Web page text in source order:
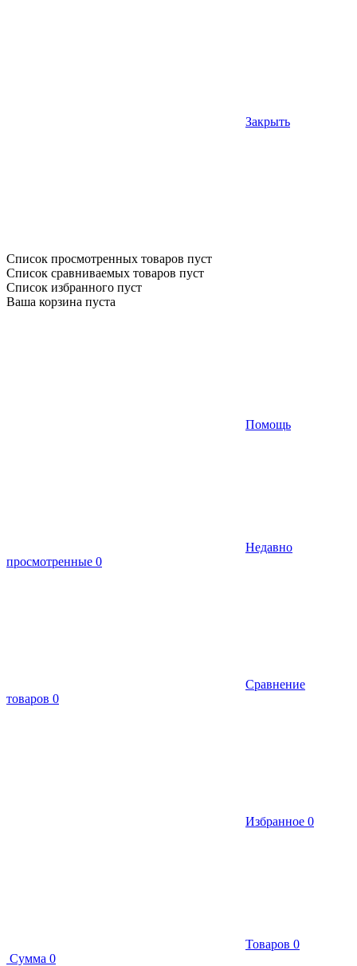
Закрыть
Список просмотренных товаров пуст
Список сравниваемых товаров пуст
Список избранного пуст
Ваша корзина пуста
Помощь
Недавно
просмотренные 0
Сравнение
товаров 0
Избранное 0
Товаров 0
Сумма 0